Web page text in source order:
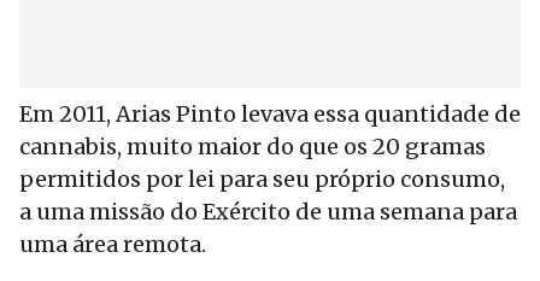
Em 2011, Arias Pinto levava essa quantidade de
cannabis, muito maior do que os 20 gramas
permitidos por lei para seu próprio consumo,
a uma missão do Exército de uma semana para
uma área remota.